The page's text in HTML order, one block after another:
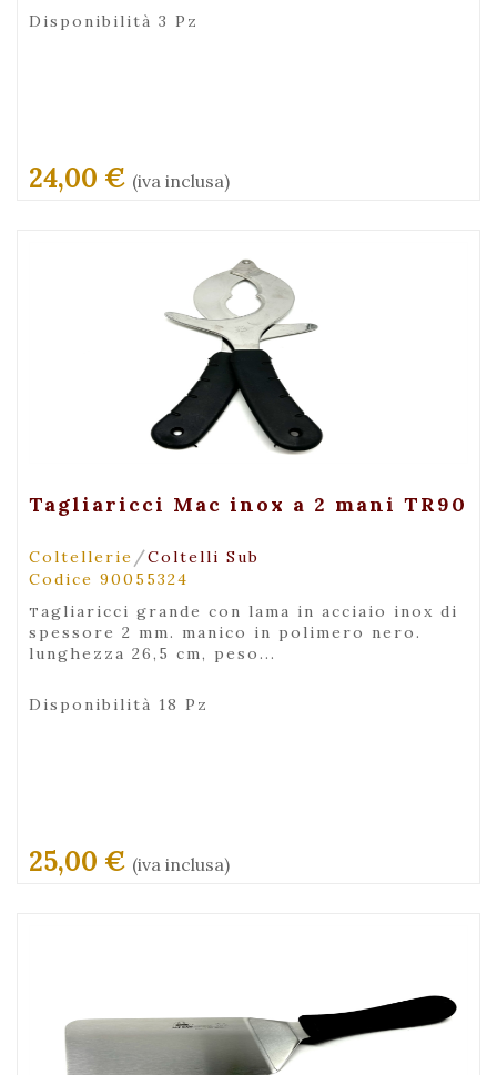
Disponibilità 3 Pz
24,00 € (iva inclusa)
+ Visualizza
Tagliaricci Mac inox a 2 mani TR90
Coltellerie /Coltelli Sub
Codice 90055324
tagliaricci grande con lama in acciaio inox di
spessore 2 mm. manico in polimero nero.
lunghezza 26,5 cm, peso...
Disponibilità 18 Pz
25,00 € (iva inclusa)